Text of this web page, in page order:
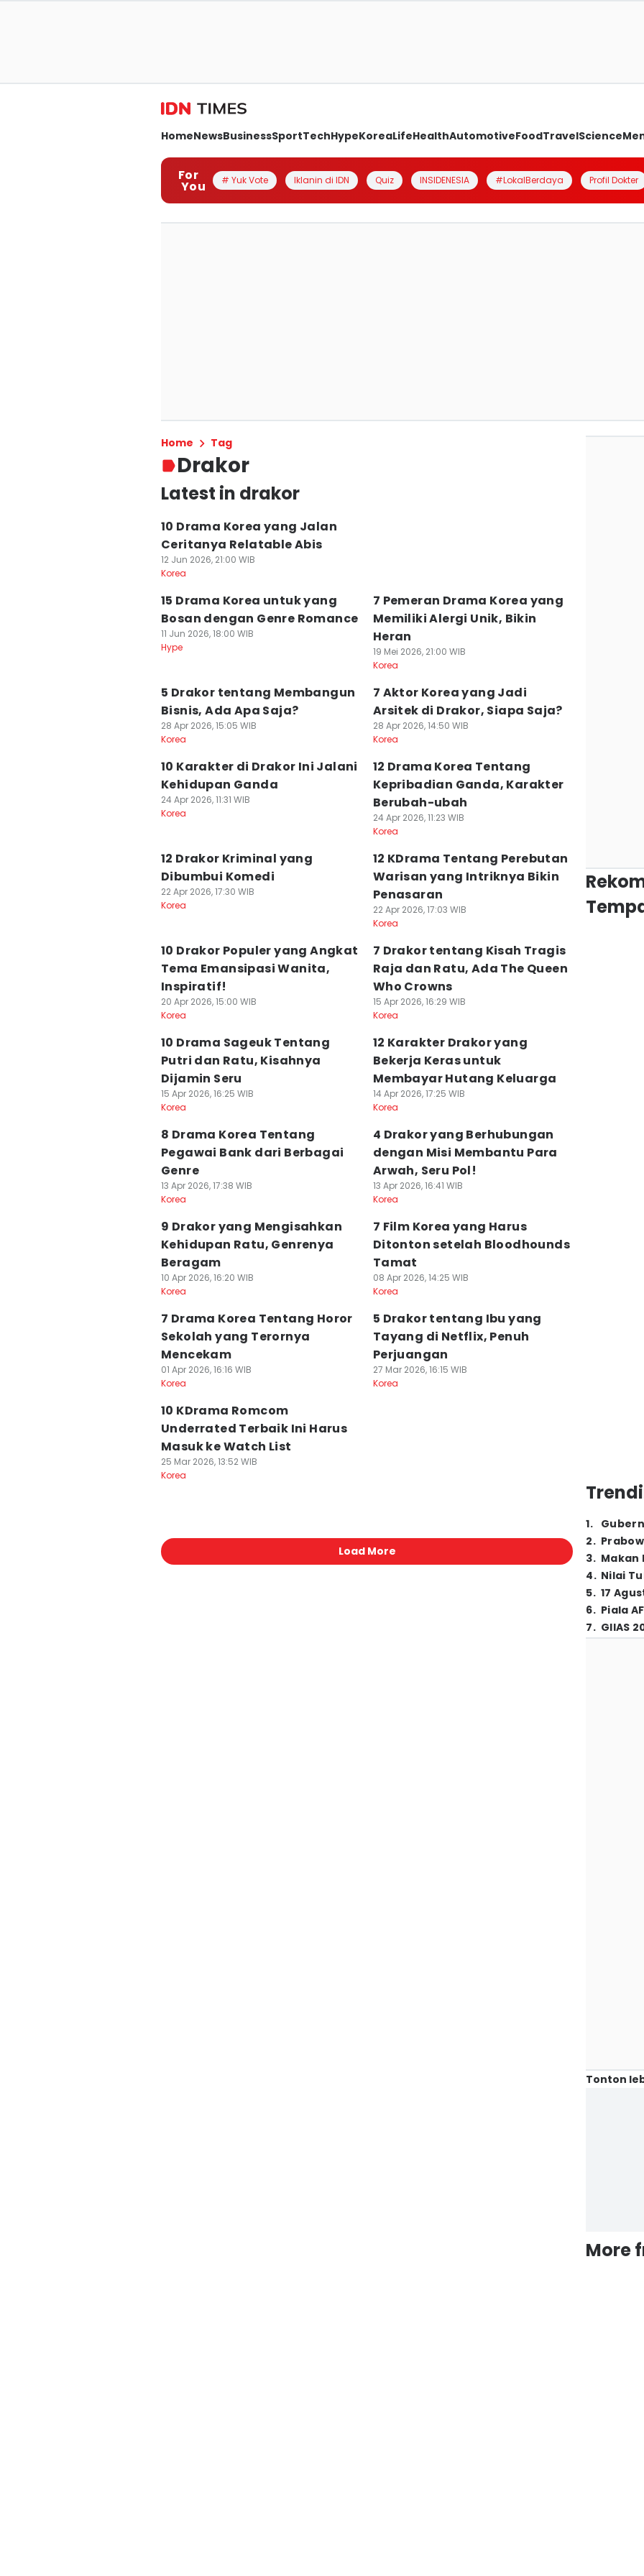
HomeNewsBusinessSportTechHypeKoreaLifeHealthAutomotiveFoodTravelScience
For
You # Yuk Vote Iklanin di IDN Quiz INSIDENESIA #LokalBerdaya Profil Dokter
Home Tag
Drakor
Latest in drakor
10 Drama Korea yang Jalan
Ceritanya Relatable Abis
12 Jun 2026, 21:00 WIB
Korea
15 Drama Korea untuk yang
Bosan dengan Genre Romance
11 Jun 2026, 18:00 WIB
Hype
7 Pemeran Drama Korea yang
Memiliki Alergi Unik, Bikin
Heran
19 Mei 2026, 21:00 WIB
Korea
5 Drakor tentang Membangun
Bisnis, Ada Apa Saja?
28 Apr 2026, 15:05 WIB
Korea
7 Aktor Korea yang Jadi
Arsitek di Drakor, Siapa Saja?
28 Apr 2026, 14:50 WIB
Korea
10 Karakter di Drakor Ini Jalani
Kehidupan Ganda
24 Apr 2026, 11:31 WIB
Korea
12 Drama Korea Tentang
Kepribadian Ganda, Karakter
Berubah-ubah
24 Apr 2026, 11:23 WIB
Korea
12 Drakor Kriminal yang
Dibumbui Komedi
22 Apr 2026, 17:30 WIB
Korea
12 KDrama Tentang Perebutan
Warisan yang Intriknya Bikin
Penasaran
22 Apr 2026, 17:03 WIB
Korea
10 Drakor Populer yang Angkat
Tema Emansipasi Wanita,
Inspiratif!
20 Apr 2026, 15:00 WIB
Korea
7 Drakor tentang Kisah Tragis
Raja dan Ratu, Ada The Queen
Who Crowns
15 Apr 2026, 16:29 WIB
Korea
10 Drama Sageuk Tentang
Putri dan Ratu, Kisahnya
Dijamin Seru
15 Apr 2026, 16:25 WIB
Korea
12 Karakter Drakor yang
Bekerja Keras untuk
Membayar Hutang Keluarga
14 Apr 2026, 17:25 WIB
Korea
8 Drama Korea Tentang
Pegawai Bank dari Berbagai
Genre
13 Apr 2026, 17:38 WIB
Korea
4 Drakor yang Berhubungan
dengan Misi Membantu Para
Arwah, Seru Pol!
13 Apr 2026, 16:41 WIB
Korea
9 Drakor yang Mengisahkan
Kehidupan Ratu, Genrenya
Beragam
10 Apr 2026, 16:20 WIB
Korea
7 Film Korea yang Harus
Ditonton setelah Bloodhounds
Tamat
08 Apr 2026, 14:25 WIB
Korea
7 Drama Korea Tentang Horor
Sekolah yang Terornya
Mencekam
01 Apr 2026, 16:16 WIB
Korea
5 Drakor tentang Ibu yang
Tayang di Netflix, Penuh
Perjuangan
27 Mar 2026, 16:15 WIB
Korea
10 KDrama Romcom
Underrated Terbaik Ini Harus
Masuk ke Watch List
25 Mar 2026, 13:52 WIB
Korea
Load More
1.
2.
3. Makan
4. Nilai
5. 17
6. Piala
7. GIIAS
Tonton
More